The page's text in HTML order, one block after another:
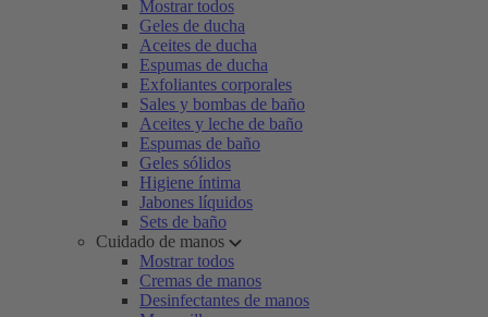
Mostrar todos
Geles de ducha
Aceites de ducha
Espumas de ducha
Exfoliantes corporales
Sales y bombas de baño
Aceites y leche de baño
Espumas de baño
Geles sólidos
Higiene íntima
Jabones líquidos
Sets de baño
Cuidado de manos
Mostrar todos
Cremas de manos
Desinfectantes de manos